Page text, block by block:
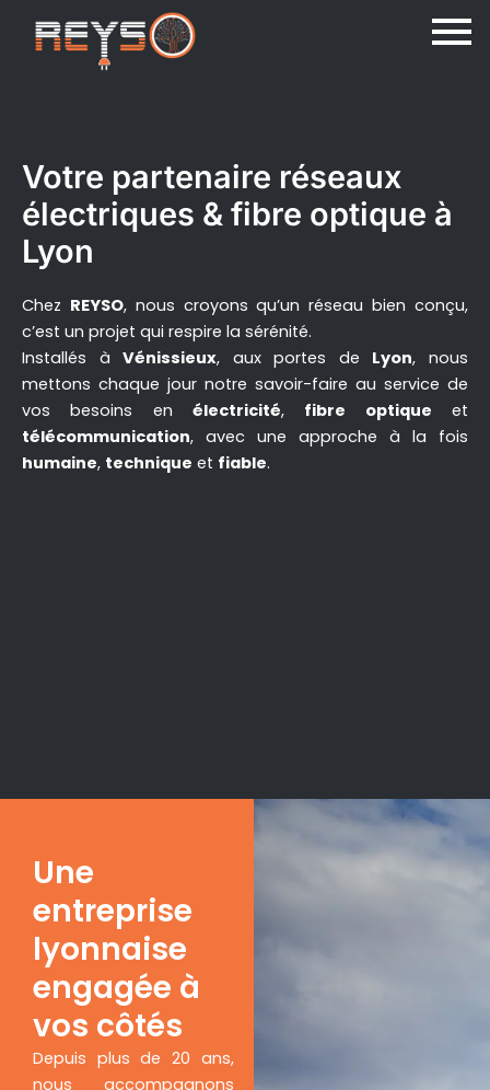
Votre partenaire réseaux
électriques & fibre optique à
Lyon
Chez REYSO, nous croyons qu’un réseau bien conçu,
c’est un projet qui respire la sérénité.
Installés àVénissieux, aux portes de Lyon, nous
mettons chaque jour notre savoir-faire au service de
vos besoins en électricité, fibre optique et
télécommunication, avec une approche à la fois
humaine, technique et fiable.
Une
entreprise
lyonnaise
engagée à
vos côtés
Depuis plus de 20 ans,
nous accompagnons